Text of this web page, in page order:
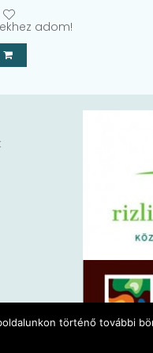
adom!
történő további